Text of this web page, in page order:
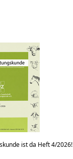
ist da Heft 4/2026!